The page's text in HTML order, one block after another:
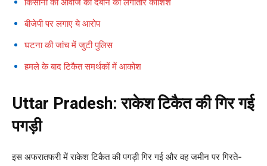
बीजेपी पर लगाए ये आरोप
घटना की जांच में जुटी पुलिस
हमले के बाद टिकैत समर्थकों में आकोश
Uttar Pradesh: राकेश टिकैत की गिर गई
पगड़ी
इस अफरातफरी में राकेश टिकैत की पगड़ी गिर गई और वह जमीन पर गिरते-